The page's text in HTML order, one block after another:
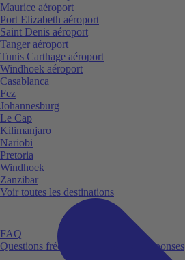
FAQ
Questions fréquemment posées et réponses
Maurice aéroport
Port Elizabeth aéroport
Saint Denis aéroport
Tanger aéroport
Tunis Carthage aéroport
Windhoek aéroport
Casablanca
Fez
Johannesburg
Le Cap
Kilimanjaro
Nariobi
Pretoria
Windhoek
Zanzibar
Voir toutes les destinations